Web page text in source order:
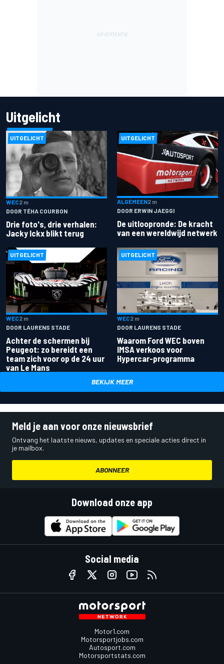
Uitgelicht
UITGELICHT
WEC2 m
DOOR TÉHA COURBON
Drie foto's, drie verhalen:
Jacky Ickx blikt terug
UITGELICHT
ALGEMEEN2 m
DOOR ERWIN JAEGGI
De uitloopronde: De kracht
van een wereldwijd netwerk
UITGELICHT
WEC2 m
DOOR LAURENS STADE
Achter de schermen bij
Peugeot: zo bereidt een
team zich voor op de 24 uur
van Le Mans
UITGELICHT
WEC2 m
DOOR LAURENS STADE
Waarom Ford WEC boven
IMSA verkoos voor
Hypercar-programma
BEKIJK MEER
Meld je aan voor onze nieuwsbrief
Ontvang het laatste nieuws, updates en speciale acties direct in
je mailbox.
ABONNEER
Download onze app
Social media
Motor1.com
Motorsportjobs.com
Autosport.com
Motorsportstats.com